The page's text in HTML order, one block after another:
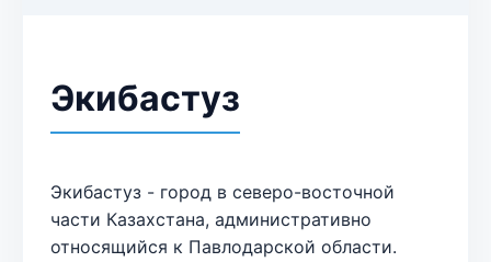
Экибастуз
Экибастуз - город в северо-восточной
части Казахстана, административно
относящийся к Павлодарской области.